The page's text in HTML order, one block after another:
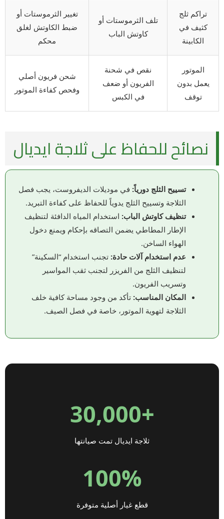
تراكم ثلج
كثيف في
الكابينة
تلف الثرموستات أو
كاوتش الباب
تغيير الثرموستات أو
ضبط الكاوتش لغلق
محكم
الموتور
يعمل بدون
توقف
نقص في شحنة
الفريون أو ضعف
في الكبس
شحن فريون أصلي
وفحص كفاءة الموتور
نصائح للحفاظ على ثلاجة ايديال
تسييح الثلج دورياً: في موديلات الديفروست، يجب فصل
الثلاجة وتسييح الثلج يدوياً للحفاظ على كفاءة التبريد.
تنظيف كاوتش الباب: استخدام المياه الدافئة لتنظيف
الإطار المطاطي يضمن التصاقه بإحكام ويمنع دخول
الهواء الساخن.
عدم استخدام آلات حادة: تجنب استخدام “السكينة”
لتنظيف الثلج من الفريزر لتجنب ثقب المواسير
وتسريب الفريون.
المكان المناسب: تأكد من وجود مساحة كافية خلف
الثلاجة لتهوية الموتور، خاصة في فصل الصيف.
+30,000
ثلاجة ايديال تمت صيانتها
100%
قطع غيار أصلية متوفرة